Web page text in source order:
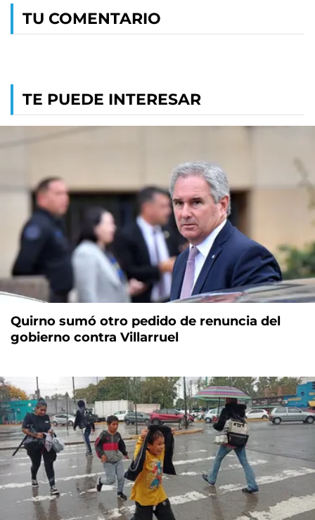
TU COMENTARIO
TE PUEDE INTERESAR
Quirno sumó otro pedido de renuncia del
gobierno contra Villarruel